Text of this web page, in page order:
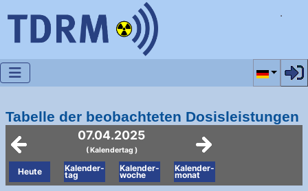
Sprache
Tabelle der beobachteten Dosisleistungen
07.04.2025
( Kalendertag )
Heute Kalender-
tag
Kalender-
woche
Kalender-
monat